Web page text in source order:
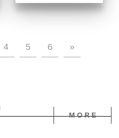
伊美AI美容SPA
中、高雄均有開
教授臉部護膚、
身體SPA、淋巴
4 5 6 »
M O R E